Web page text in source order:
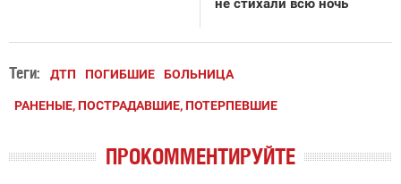
не стихали всю ночь
Теги: ДТП ПОГИБШИЕ БОЛЬНИЦА
РАНЕНЫЕ, ПОСТРАДАВШИЕ, ПОТЕРПЕВШИЕ
ПРОКОММЕНТИРУЙТЕ